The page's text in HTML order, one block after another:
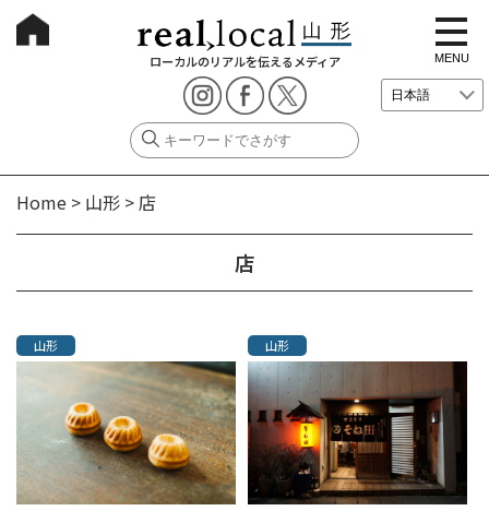
ローカルのリアルを伝えるメディア
t
o
g
g
e
i
i
MENU
Home > 山形 >店
店
山形 山形